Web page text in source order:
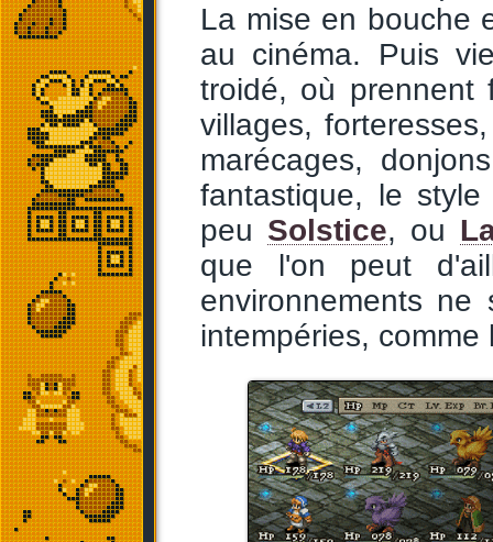
La mise en bouche
au cinéma. Puis
troidé, où prennent
villages,
marécages,
fantastique, le
peu Solstice, ou
que l'on peut
environnements
intempéries,